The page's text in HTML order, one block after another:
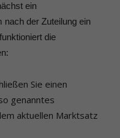
ein
nach der Zuteilung ein
die
Sie einen
genanntes
aktuellen Marktsatz